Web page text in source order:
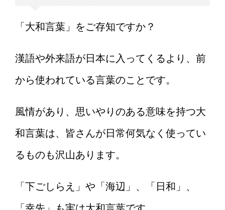
「大和言葉」をご存知ですか？
漢語や外来語が日本に入ってくるより、前
から使われている言葉のことです。
風情があり、思いやりのある意味を持つ大
和言葉は、皆さんが日常何気なく使ってい
るものも沢山あります。
「下ごしらえ」や「海辺」、「日和」、